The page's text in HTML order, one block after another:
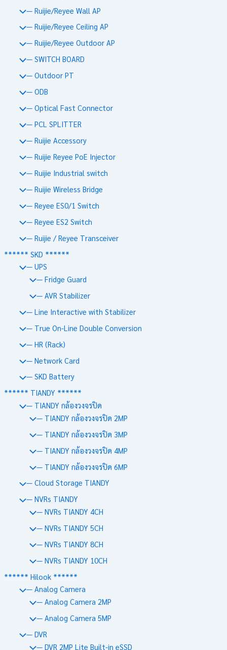
— Ruijie/Reyee Wall AP
— Ruijie/Reyee Ceiling AP
— Ruijie/Reyee Outdoor AP
— SWITCH BOARD
— Outdoor PT
— ODB
— Optical Fast Connector
— PCL SPLITTER
— Ruijie Accessory
— Ruijie Reyee PoE Injector
— Ruijie Industrial switch
— Ruijie Wireless Bridge
— Reyee ES0/1 Switch
— Reyee ES2 Switch
— Ruijie / Reyee Transceiver
****** SKD ******
— UPS
— Fridge Guard
— AVR Stabilizer
— Line Interactive with Stabilizer
— True On-Line Double Conversion
— HR (Rack)
— Network Card
— SKD Battery
****** TIANDY ******
— TIANDY กล้องวงจรปิด
— TIANDY กล้องวงจรปิด 2MP
— TIANDY กล้องวงจรปิด 3MP
— TIANDY กล้องวงจรปิด 4MP
— TIANDY กล้องวงจรปิด 6MP
— Cloud Storage TIANDY
— NVRs TIANDY
— NVRs TIANDY 4CH
— NVRs TIANDY 5CH
— NVRs TIANDY 8CH
— NVRs TIANDY 10CH
****** Hilook ******
— Analog Camera
— Analog Camera 2MP
— Analog Camera 5MP
— DVR
— DVR 2MP Lite Built-in eSSD